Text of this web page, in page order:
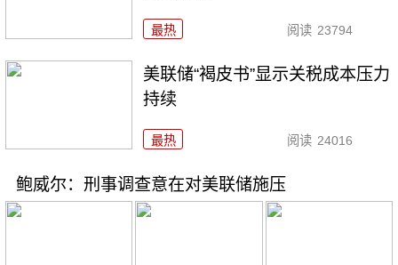
最热 阅读 23794
美联储“褐皮书”显示关税成本压力
持续
最热 阅读 24016
鲍威尔：刑事调查意在对美联储施压